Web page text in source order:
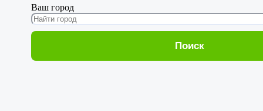
Ваш город
Поиск